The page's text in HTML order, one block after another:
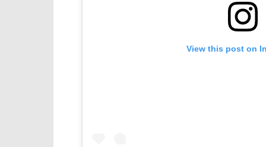
View this post on